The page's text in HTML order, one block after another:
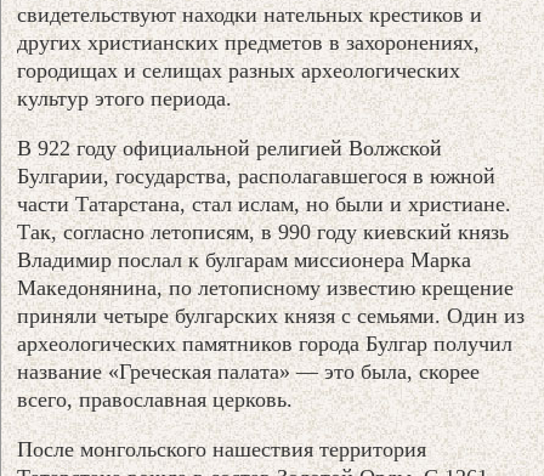
свидетельствуют находки нательных крестиков и
других христианских предметов в захоронениях,
городищах и селищах разных археологических
культур этого периода.
В 922 году официальной религией Волжской
Булгарии, государства, располагавшегося в южной
части Татарстана, стал ислам, но были и христиане.
Так, согласно летописям, в 990 году киевский князь
Владимир послал к булгарам миссионера Марка
Македонянина, по летописному известию крещение
приняли четыре булгарских князя с семьями. Один из
археологических памятников города Булгар получил
название «Греческая палата» — это была, скорее
всего, православная церковь.
После монгольского нашествия территория